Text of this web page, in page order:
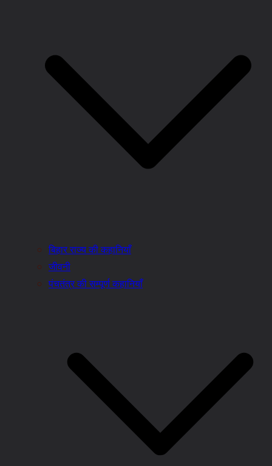
बिहार राज्य की कहानियाँ
जीवनी
पंचतंत्र की सम्पूर्ण कहानियाँ